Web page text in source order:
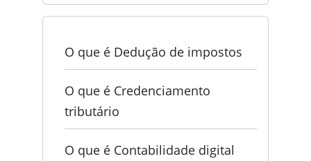
O que é Dedução de impostos
O que é Credenciamento
tributário
O que é Contabilidade digital